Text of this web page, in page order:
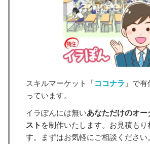
スキルマーケット「ココナラ 」で
っています。
イラぽんには無いあなただけのオー
スト を制作いたします。お見積も
す。まずはお気軽にご相談ください